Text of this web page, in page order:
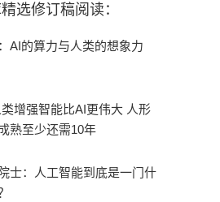
选修订稿阅读：
AI的算力与人类的想象力
类增强智能比AI更伟大 人形
熟至少还需10年
士：人工智能到底是一门什